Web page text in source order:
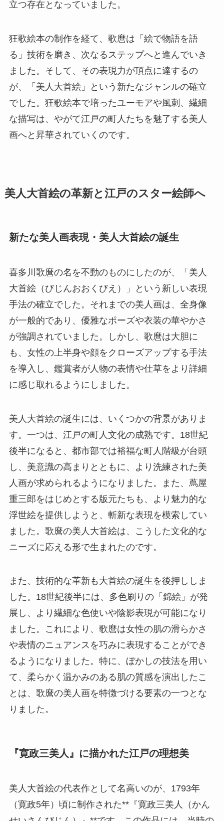
立つ存在となっていました。
狂歌絵本の制作を経て、歌麿は「絵で物語を語
る」技術を磨き、次なるステップへと進んでいき
ました。そして、その表現力が頂点に達するの
が、「美人大首絵」という新たなジャンルの確立
でした。狂歌絵本で培ったユーモアや風刺、繊細
な描写は、やがて江戸の町人たちを魅了する美人
画へと昇華されていくのです。
美人大首絵の革新と江戸のスター絵師へ
新たな美人画表現・美人大首絵の誕生
喜多川歌麿の名を不動のものにしたのが、「美人
大首絵（びじんおおくびえ）」という新しい表現
手法の確立でした。それまでの美人画は、全身像
が一般的であり、優雅なポーズや衣装の華やかさ
が強調されていました。しかし、歌麿は大胆に
も、女性の上半身や顔をクローズアップする手法
を導入し、鑑賞者が人物の表情や仕草をより詳細
に感じ取れるようにしました。
美人大首絵の誕生には、いくつかの背景がありま
す。一つは、江戸の町人文化の成熟です。18世紀
後半になると、都市部では裕福な町人階級が台頭
し、美意識の高まりとともに、より洗練された美
人画が求められるようになりました。また、蔦屋
重三郎をはじめとする版元たちも、より魅力的な
浮世絵を提供しようと、斬新な表現を模索してい
ました。歌麿の美人大首絵は、こうした文化的な
ニーズに応える形で生まれたのです。
また、技術的な革新も大首絵の誕生を後押ししま
した。18世紀後半には、多色刷りの「錦絵」が発
展し、より繊細な色使いや陰影表現が可能になり
ました。これにより、歌麿は女性の肌の滑らかさ
や表情のニュアンスを巧みに表現することができ
るようになりました。特に、ぼかしの技法を用い
て、柔らかく温かみのある肌の質感を演出したこ
とは、歌麿の美人画を特徴づける要素の一つとな
りました。
『寛政三美人』に描かれた江戸の理想美
美人大首絵の代表作として名高いのが、1793年
（寛政5年）頃に制作された**『寛政三美人（かん